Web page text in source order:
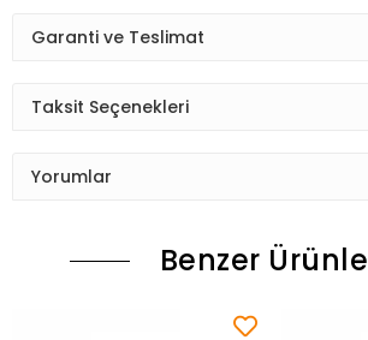
Garanti ve Teslimat
Taksit Seçenekleri
Yorumlar
Benzer